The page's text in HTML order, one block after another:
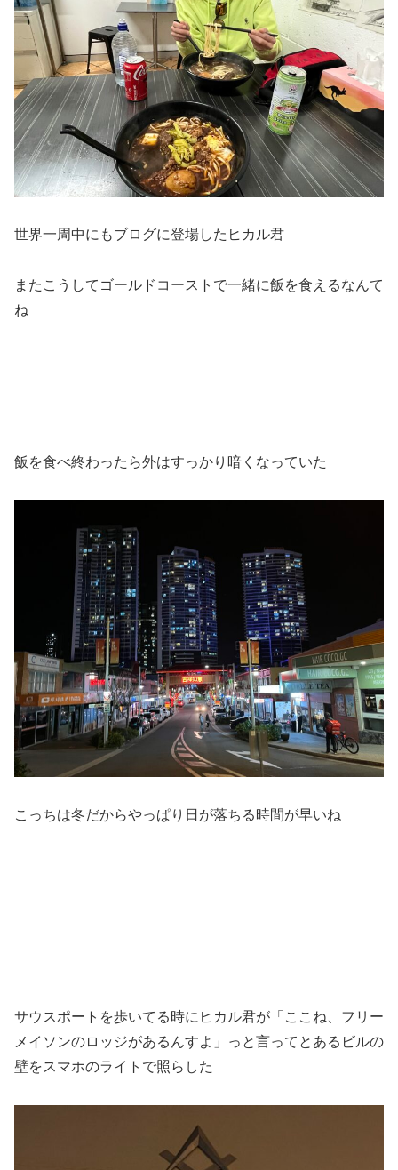
世界一周中にもブログに登場したヒカル君
またこうしてゴールドコーストで一緒に飯を食えるなんて
ね
飯を食べ終わったら外はすっかり暗くなっていた
こっちは冬だからやっぱり日が落ちる時間が早いね
サウスポートを歩いてる時にヒカル君が「ここね、フリー
メイソンのロッジがあるんすよ」っと言ってとあるビルの
壁をスマホのライトで照らした